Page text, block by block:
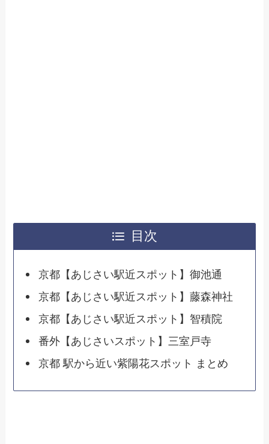
目次
京都【あじさい駅近スポット】御池通
京都【あじさい駅近スポット】藤森神社
京都【あじさい駅近スポット】智積院
番外【あじさいスポット】三室戸寺
京都 駅から近い紫陽花スポット まとめ